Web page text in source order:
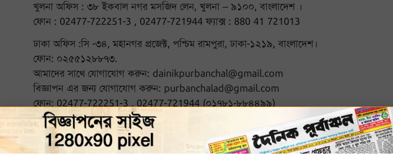
খুলনা অফিস : ৩৮ ইকবাল নগর মসজিদ লেন, খুলনা – ৯১০০, বাংলাদেশ ।
ফোন : 02477-722251-3 , 02477-721944 ফ্যাক্স : 880 41 721013
ঢাকা অফিস :সি -৩৪, মহানগর প্রজেক্ট, পশ্চিম রামপুরা, ঢাকা-১২১৯, বাংলাদেশ।
ফোন: ০২৫৫১২৮৮৭৩.
আমাদের সাথে যোগাযোগ করুন: dainikpurbanchal@gmail.com
বিজ্ঞাপন এর জন্য যোগাযোগ করুন: purbanchalad@gmail.com
ফোন: 02477-722251-3 , 02477-721944 (০১৭৮১-৮৮৪৪৯৯)
আমাদের সঙ্গে থাকুন :
© ২০২৬ দৈনিক পূর্বাঞ্চল. All rights reserved